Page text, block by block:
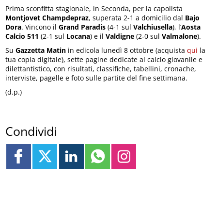
Prima sconfitta stagionale, in Seconda, per la capolista
Montjovet Champdepraz, superata 2-1 a domicilio dal Bajo
Dora. Vincono ilGrand Paradis (4-1 sulValchiusella), l’Aosta
Calcio 511 (2-1 sul Locana) e ilValdigne (2-0 sulValmalone).
SuGazzetta Matin in edicola lunedì 8 ottobre (acquistaqui la
tua copia digitale), sette pagine dedicate al calcio giovanile e
dilettantistico, con risultati, classifiche, tabellini, cronache,
interviste, pagelle e foto sulle partite del fine settimana.
(d.p.)
Condividi